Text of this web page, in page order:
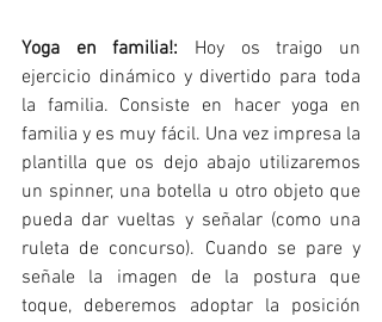
Yoga en familia!: Hoy os traigo un
ejercicio dinámico y divertido para toda
la familia. Consiste en hacer yoga en
familia y es muy fácil. Una vez impresa la
plantilla que os dejo abajo utilizaremos
un spinner, una botella u otro objeto que
pueda dar vueltas y señalar (como una
ruleta de concurso). Cuando se pare y
señale la imagen de la postura que
toque, deberemos adoptar la posición